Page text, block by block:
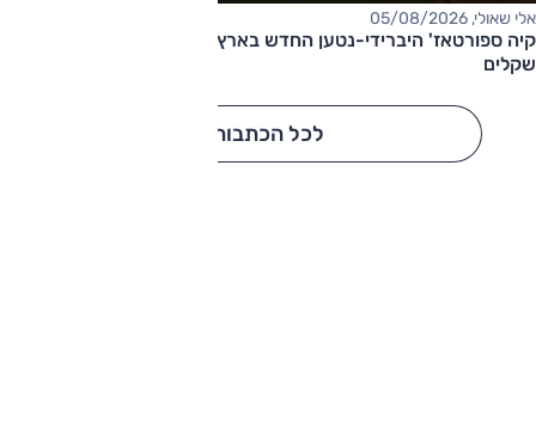
אלי שאולי, 05/08/2026
שקלים
לכל הכתבות